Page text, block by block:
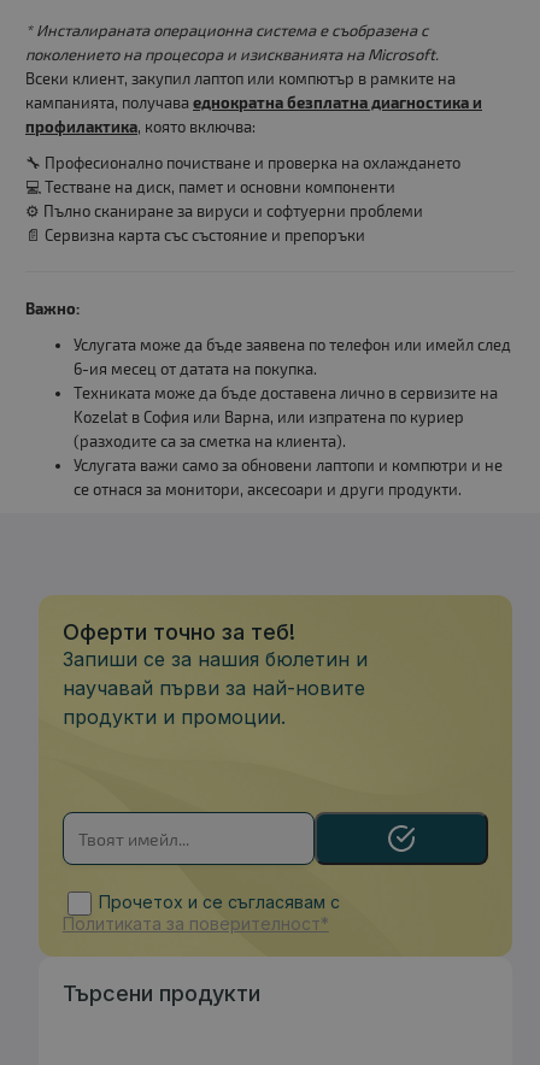
* Инсталираната операционна система е съобразена с
поколението на процесора и изискванията на Microsoft.
Всеки клиент, закупил лаптоп или компютър в рамките на
кампанията, получава еднократна безплатна диагностика и
профилактика, която включва:
🔧 Професионално почистване и проверка на охлаждането
💻 Тестване на диск, памет и основни компоненти
⚙️ Пълно сканиране за вируси и софтуерни проблеми
📄 Сервизна карта със състояние и препоръки
Важно:
Услугата може да бъде заявена по телефон или имейл след
6-ия месец от датата на покупка.
Техниката може да бъде доставена лично в сервизите на
Kozelat в София или Варна, или изпратена по куриер
(разходите са за сметка на клиента).
Услугата важи само за обновени лаптопи и компютри и не
се отнася за монитори, аксесоари и други продукти.
Оферти точно за теб!
Запиши се за нашия бюлетин и
научавай първи за най-новите
продукти и промоции.
Прочетох и се съгласявам с
Политиката за поверителност*
Търсени продукти